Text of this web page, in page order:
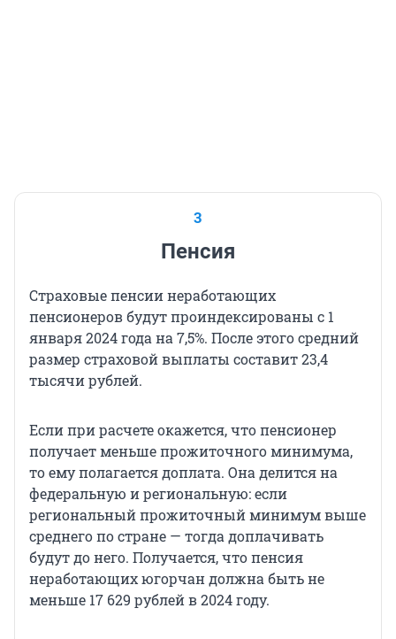
3
Пенсия
Страховые пенсии неработающих
пенсионеров будут проиндексированы с 1
января 2024 года на 7,5%. После этого средний
размер страховой выплаты составит 23,4
тысячи рублей.
Если при расчете окажется, что пенсионер
получает меньше прожиточного минимума,
то ему полагается доплата. Она делится на
федеральную и региональную: если
региональный прожиточный минимум выше
среднего по стране — тогда доплачивать
будут до него. Получается, что пенсия
неработающих югорчан должна быть не
меньше 17 629 рублей в 2024 году.